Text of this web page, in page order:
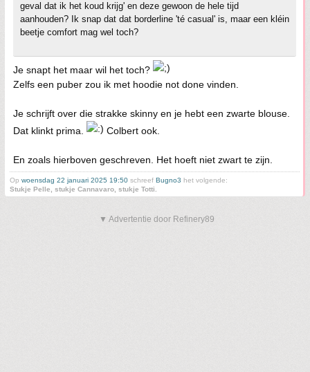
geval dat ik het koud krijg' en deze gewoon de hele tijd
aanhouden? Ik snap dat dat borderline 'té casual' is, maar een kléin
beetje comfort mag wel toch?
Je snapt het maar wil het toch?
Zelfs een puber zou ik met hoodie not done vinden.
Je schrijft over die strakke skinny en je hebt een zwarte blouse.
Dat klinkt prima.
Colbert ook.
En zoals hierboven geschreven. Het hoeft niet zwart te zijn.
Op woensdag 22 januari 2025 19:50 schreef Bugno3 het volgende:
Stukje Pelle, stukje Cannavaro, stukje Totti.
▼ Advertentie door Refinery89